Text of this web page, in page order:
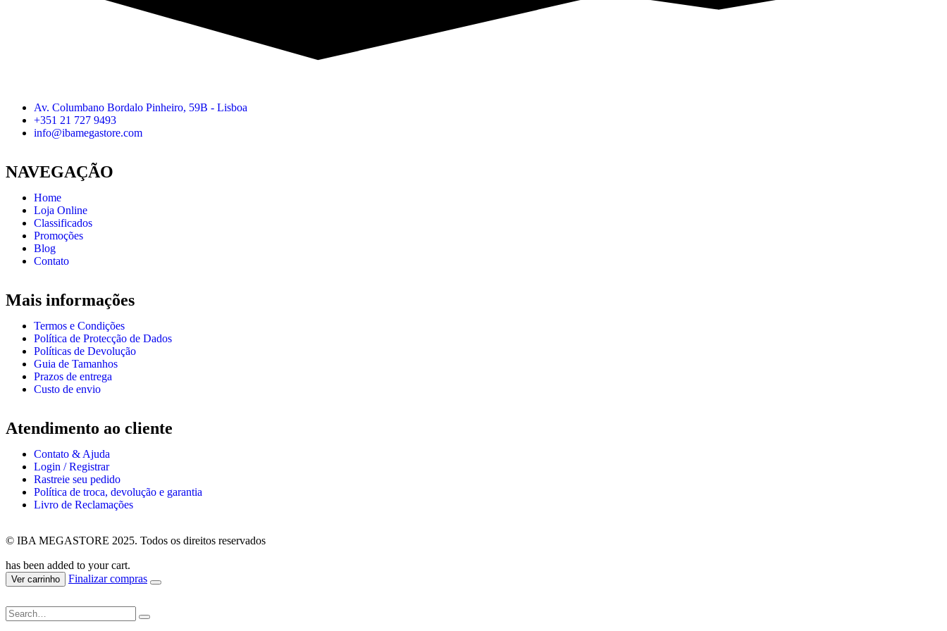
Av. Columbano Bordalo Pinheiro, 59B - Lisboa
+351 21 727 9493
info@ibamegastore.com
NAVEGAÇÃO
Home
Loja Online
Classificados
Promoções
Blog
Contato
Mais informações
Termos e Condições
Política de Protecção de Dados
Políticas de Devolução
Guia de Tamanhos
Prazos de entrega
Custo de envio
Atendimento ao cliente
Contato & Ajuda
Login / Registrar
Rastreie seu pedido
Política de troca, devolução e garantia
Livro de Reclamações
© IBA MEGASTORE 2025. Todos os direitos reservados
has been added to your cart.
Ver carrinho Finalizar compras